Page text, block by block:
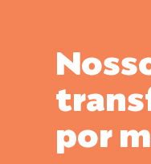
por